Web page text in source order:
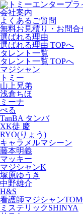
会社案内
よくあるご質問
無料お見積り・お問合
選ばれる理由
選ばれる理由 TOPへ
タレント一覧
タレント一覧 TOPへ
マジシャン
トミー
山上兄弟
浅倉ちほ
ミーナ
ぺる
TanBA タンバ
XK徒 慶
RYO(りょう)
キャラメルマシーン
藤本明義
マッキー
マジシャンK
塚原ゆうき
中野雄介
H&S
看護師マジシャン
ミステリックSHINYA